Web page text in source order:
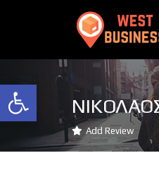
Ανοίξτε τη
Add Review